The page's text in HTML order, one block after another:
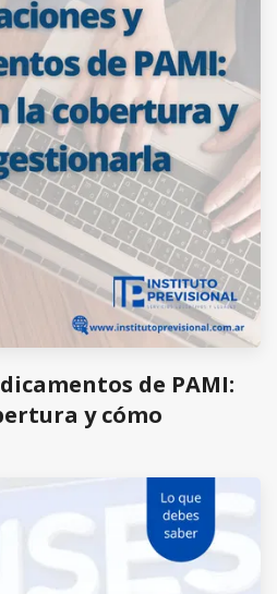
de PAMI:
y cómo